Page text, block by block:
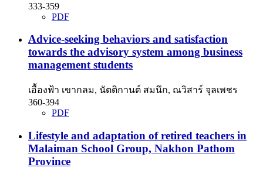
333-359
PDF
Advice-seeking behaviors and satisfaction
towards the advisory system among business
management students
เอื้องฟ้า เขากลม, นัตติกานต์ สมนึก, ณวิสาร์ จุลเพชร
360-394
PDF
Lifestyle and adaptation of retired teachers in
Malaiman School Group, Nakhon Pathom
Province